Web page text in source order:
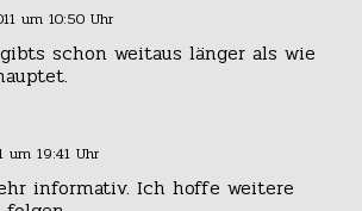
um 10:50 Uhr
schon weitaus länger als wie
um 19:41 Uhr
informativ. Ich hoffe weitere